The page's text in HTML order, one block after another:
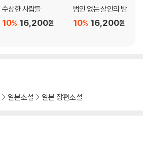
수상한 사람들
16,200원
10%
범인 없는 살인의 밤
16,200원
10%
일본소설 일본 장편소설